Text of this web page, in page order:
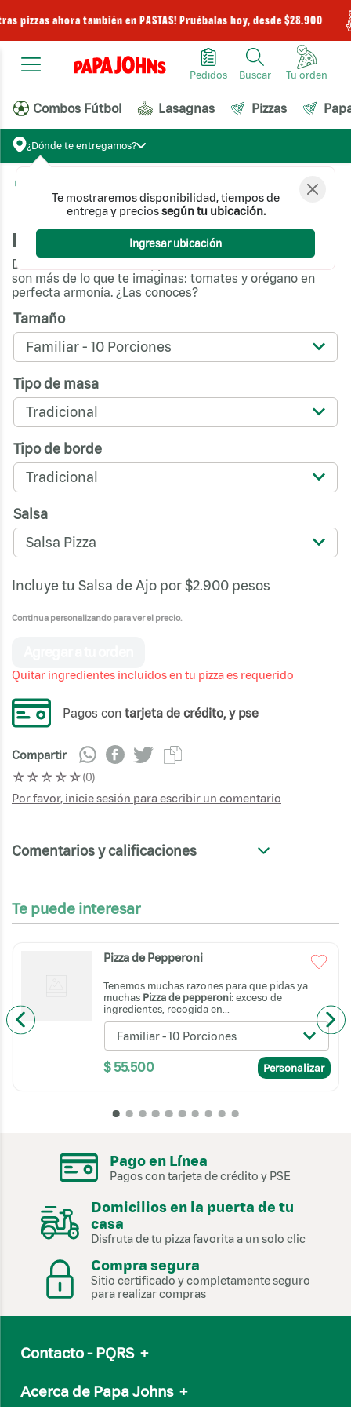
pizzas ahora también en PASTAS! Pruébalas hoy, desde $28.900
Pedidos Buscar
Combos Fútbol Lasagnas Pizzas
¿Dónde te entregamos?
Te mostraremos disponibilidad, tiempos de
entrega y preciossegún tu ubicación.
Ingresar ubicación
Pizzas Favoritas
Pizza Pomodoro
Pizza Pomodoro
De tradicional el nombre; pero nuestras
son más de lo que te imaginas: tomates y orégano en
perfecta armonía. ¿Las conoces?
Tamaño
Familiar - 10 Porciones
Tipo de masa
Tradicional
Tipo de borde
Tradicional
Salsa
Salsa Pizza
Incluye tu Salsa de Ajo por $2.900 pesos
Continua personalizando para ver el precio.
Quitar ingredientes incluidos en tu pizza es requerido
Pagos con tarjeta de crédito, y pse
Compartir
☆ ☆ ☆ ☆ ☆(0)
Por favor, inicie sesión para escribir un comentario
Comentarios y calificaciones +
Te puede interesar
Pizza de Pepperoni
Tenemos muchas razones para que pidas ya
muchas Pizza de pepperoni: exceso de
ingredientes, recogida en...
Familiar - 10 Porciones
$55.500 Personalizar
Pago en Línea
Pagos con tarjeta de crédito y PSE
Domicilios en la puerta de tu
casa
Disfruta de tu pizza favorita a un solo clic
Compra segura
Sitio certificado y completamente seguro
para realizar compras
Contacto - PQRS +
Email
servicioalcliente@papajohns.com.co
Acerca de Papa Johns +